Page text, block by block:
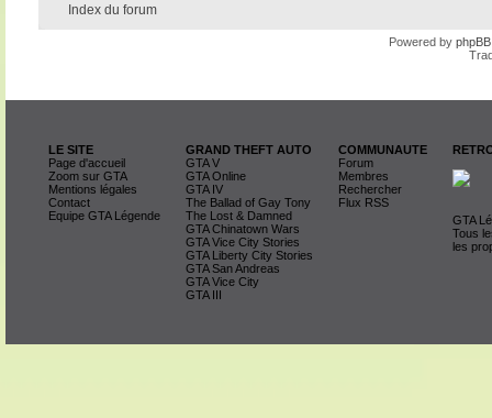
Index du forum
Powered by phpBB
LE SITE
Page d'accueil
Zoom sur GTA
Mentions légales
Contact
Equipe GTA Légende
GRAND THEFT AUTO
GTA V
GTA Online
GTA IV
The Ballad of Gay Tony
The Lost & Damned
GTA Chinatown Wars
GTA Vice City Stories
GTA Liberty City Stories
GTA San Andreas
GTA Vice City
GTA III
COMMUNAUTE
Forum
Membres
Rechercher
Flux RSS
GTA
Tous
les